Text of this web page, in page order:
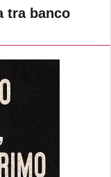
tra banco